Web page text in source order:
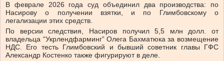
В феврале 2026 года суд объединил два производства: по
Насирову о получении взятки, и по Глимбовскому о
легализации этих средств.
По версии следствия, Насиров получил 5,5 млн долл. от
владельца “Укрлендфарминг” Олега Бахматюка за возмещение
НДС. Его тесть Глимбовский и бывший советник главы ГФС
Александр Костенко также фигурируют в деле.